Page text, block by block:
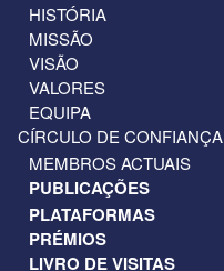
HISTÓRIA
MISSÃO
VISÃO
VALORES
EQUIPA
CÍRCULO DE CONFIANÇA
MEMBROS ACTUAIS
PUBLICAÇÕES
PLATAFORMAS
PRÉMIOS
LIVRO DE VISITAS